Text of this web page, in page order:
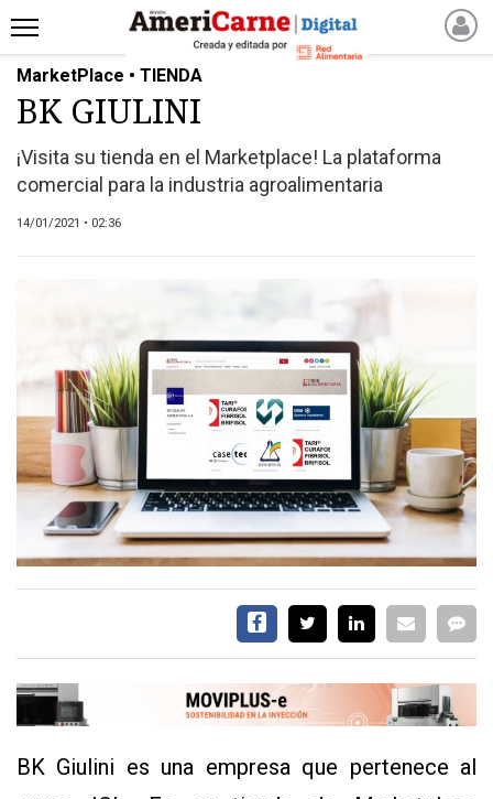
INICIO
NOTICIAS RECIENTES
NOTICIAS
ARTICULOS
PRODUCCIÓN
NUEVOS PRODUCTOS
MARKETPLACE
REVISTAS
REVISTAS
CATÁLOGO DE CORTES
DE CARNE VACUNA
EVENTOS Y
CAPACITACIONES
CARNE
VACAS
MarketPlace • TIENDA
BK GIULINI
¡Visita su tienda en el Marketplace! La plataforma
comercial para la industria agroalimentaria
14/01/2021 • 02:36
BK Giulini es una empresa que pertenece al